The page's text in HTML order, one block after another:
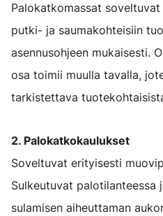
Palokatkomassat
putki- ja saumakohteisiin
asennusohjeen mukaisesti.
osa toimii muulla tavalla,
tarkistettava
2. Palokatkokaulukset
Soveltuvat erityisesti
Sulkeutuvat palotilanteessa
sulamisen aiheuttaman